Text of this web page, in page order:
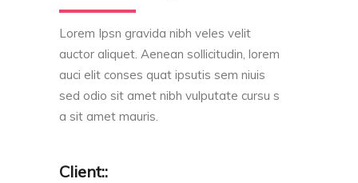
Lorem Ipsn gravida nibh veles velit
auctor aliquet. Aenean sollicitudin, lorem
auci elit conses quat ipsutis sem niuis
sed odio sit amet nibh vulputate cursu s
a sit amet mauris.
Client::